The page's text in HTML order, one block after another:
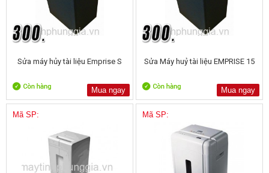
Sửa máy hủy tài liệu Emprise S
Mua ngay
Sửa Máy huỷ tài liệu EMPRISE 15
Mua ngay
Mã SP: Mã SP: